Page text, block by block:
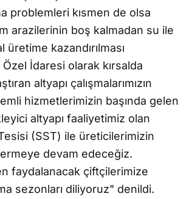
problemleri kısmen de olsa
arazilerinin boş kalmadan su ile
üretime kazandırılması
Özel İdaresi olarak kırsalda
altyapı çalışmalarımızın
hizmetlerimizin başında gelen
altyapı faaliyetimiz olan
(SST) ile üreticilerimizin
devam edeceğiz.
faydalanacak çiftçilerimize
sezonları diliyoruz" denildi.